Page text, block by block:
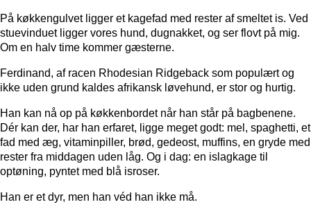
På køkkengulvet ligger et kagefad med rester af smeltet is. Ved
stuevinduet ligger vores hund, dugnakket, og ser flovt på mig.
Om en halv time kommer gæsterne.
Ferdinand, af racen Rhodesian Ridgeback som populært og
ikke uden grund kaldes afrikansk løvehund, er stor og hurtig.
Han kan nå op på køkkenbordet når han står på bagbenene.
Dér kan der, har han erfaret, ligge meget godt: mel, spaghetti, et
fad med æg, vitaminpiller, brød, gedeost, muffins, en gryde med
rester fra middagen uden låg. Og i dag: en islagkage til
optøning, pyntet med blå isroser.
Han er et dyr, men han véd han ikke må.